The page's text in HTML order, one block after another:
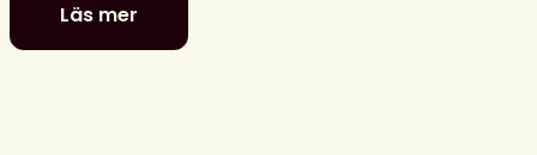
Läs mer
Politiker
–